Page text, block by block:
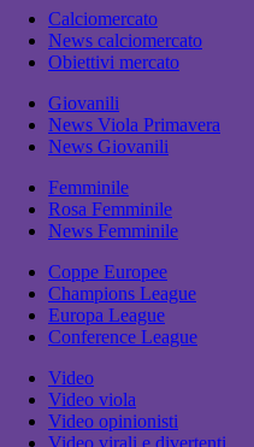
Calciomercato
News calciomercato
Obiettivi mercato
Giovanili
News Viola Primavera
News Giovanili
Femminile
Rosa Femminile
News Femminile
Coppe Europee
Champions League
Europa League
Conference League
Video
Video viola
Video opinionisti